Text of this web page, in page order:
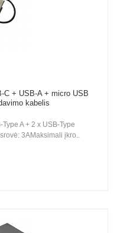
C + USB-A + micro USB
kabelis
A + 2 x USB-Type
3AMaksimali įkro..